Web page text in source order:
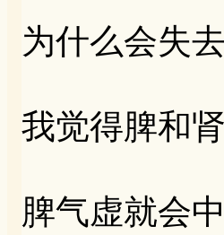
为什么会失
我觉得脾和
脾气虚就会